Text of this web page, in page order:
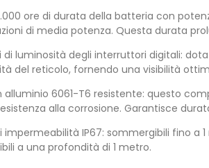
ore di durata della batteria con
di media potenza. Questa durata
di luminosità degli interruttori digitali:
del reticolo, fornendo una visibilità
alluminio 6061-T6 resistente: questo
alla corrosione. Garantisce
impermeabilità IP67: sommergibili fino a
a una profondità di 1 metro.